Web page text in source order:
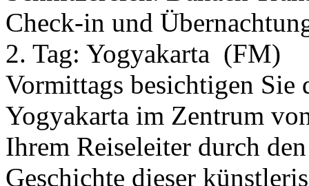
Check-in und
2. Tag: Yogyakarta (FM)
Vormittags besichtigen Sie
Yogyakarta im Zentrum
Ihrem Reiseleiter durch
Geschichte dieser